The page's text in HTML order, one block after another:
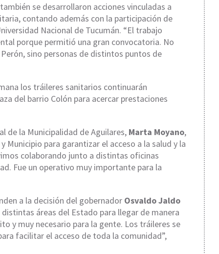
se desarrollaron acciones vinculadas a
contando además con la participación de
Nacional de Tucumán. “El trabajo
porque permitió una gran convocatoria. No
sino personas de distintos puntos de
los tráileres sanitarios continuarán
del barrio Colón para acercar prestaciones
de la Municipalidad de Aguilares, Marta Moyano,
para garantizar el acceso a la salud y la
colaborando junto a distintas oficinas
Fue un operativo muy importante para la
a la decisión del gobernador Osvaldo Jaldo
áreas del Estado para llegar de manera
y muy necesario para la gente. Los tráileres se
facilitar el acceso de toda la comunidad”,